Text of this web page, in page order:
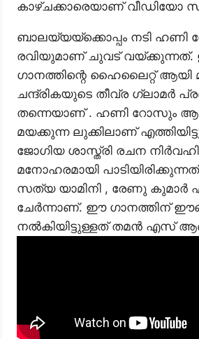
കാഴ്ചക്കാരെയാണ് വീഡിയോ
ബാലയ്യയ്ക്കൊപ്പം നടി ഹണി
രവിയുമാണ് ചുവട്
ഗാനത്തിന്റെ ഹൈലൈറ്റ് ആയി
ചന്ദ്രികയുടെ തീവ്ര ഗ്ലാമർ
തന്നെയാണ് . ഹണി റോസും
മയക്കുന്ന ലുക്കിലാണ്
ജോഗിയ ശാസ്ത്രി രചന
മനോഹരമായി
സത്യ യാമിനി , രേണു കുമാർ
ചേർന്നാണ്. ഈ ഗാനത്തിന്
നൽകിയിട്ടുള്ളത് തമൻ എസ്